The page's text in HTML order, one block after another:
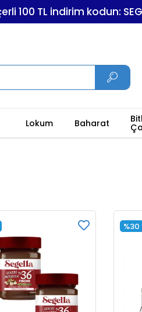
100 TL indirim kodun:
Lokum Baharat
%30